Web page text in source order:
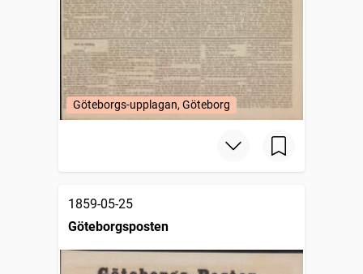
Göteborgs-upplagan, Göteborg
1859-05-25
Göteborgsposten